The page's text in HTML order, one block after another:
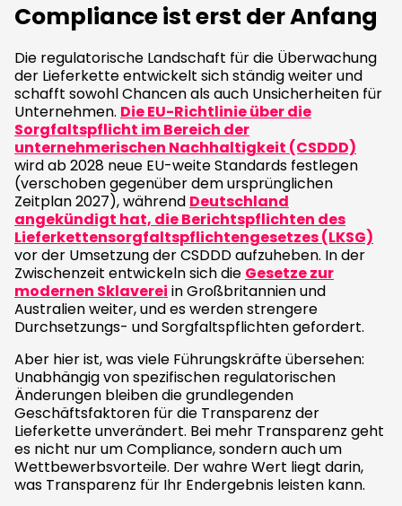
Compliance ist erst der Anfang
Die regulatorische Landschaft für die Überwachung
der Lieferkette entwickelt sich ständig weiter und
schafft sowohl Chancen als auch Unsicherheiten für
Unternehmen. Die EU-Richtlinie über die
Sorgfaltspflicht im Bereich der
unternehmerischen Nachhaltigkeit (CSDDD)
wird ab 2028 neue EU-weite Standards festlegen
(verschoben gegenüber dem ursprünglichen
Zeitplan 2027), während Deutschland
angekündigt hat, die Berichtspflichten des
Lieferkettensorgfaltspflichtengesetzes (LKSG)
vor der Umsetzung der CSDDD aufzuheben. In der
Zwischenzeit entwickeln sich die Gesetze zur
modernen Sklaverei in Großbritannien und
Australien weiter, und es werden strengere
Durchsetzungs- und Sorgfaltspflichten gefordert.
Aber hier ist, was viele Führungskräfte übersehen:
Unabhängig von spezifischen regulatorischen
Änderungen bleiben die grundlegenden
Geschäftsfaktoren für die Transparenz der
Lieferkette unverändert. Bei mehr Transparenz geht
es nicht nur um Compliance, sondern auch um
Wettbewerbsvorteile. Der wahre Wert liegt darin,
was Transparenz für Ihr Endergebnis leisten kann.